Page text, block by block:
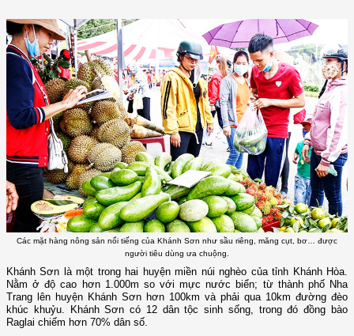
Các mặt hàng nông sản nổi tiếng của Khánh Sơn như sầu riêng, măng cụt, bơ… được
người tiêu dùng ưa chuộng.
Khánh Sơn là một trong hai huyện miền núi nghèo của tỉnh Khánh Hòa.
Nằm ở độ cao hơn 1.000m so với mực nước biển; từ thành phố Nha
Trang lên huyện Khánh Sơn hơn 100km và phải qua 10km đường đèo
khúc khuỷu. Khánh Sơn có 12 dân tộc sinh sống, trong đó đồng bào
Raglai chiếm hơn 70% dân số.